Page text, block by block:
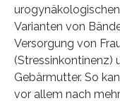
Varianten von
Versorgung von
(Stressinkontinenz)
Gebärmutter. So
vor allem nach